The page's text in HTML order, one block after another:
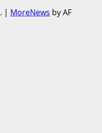
| MoreNews by AF